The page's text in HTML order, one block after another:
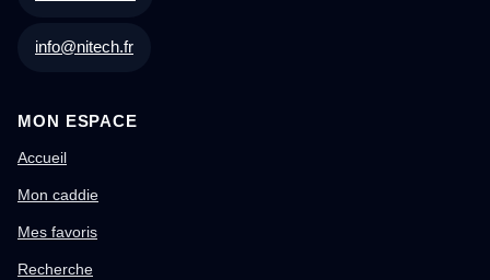
info@nitech.fr
MON ESPACE
Accueil
Mon caddie
Mes favoris
Recherche